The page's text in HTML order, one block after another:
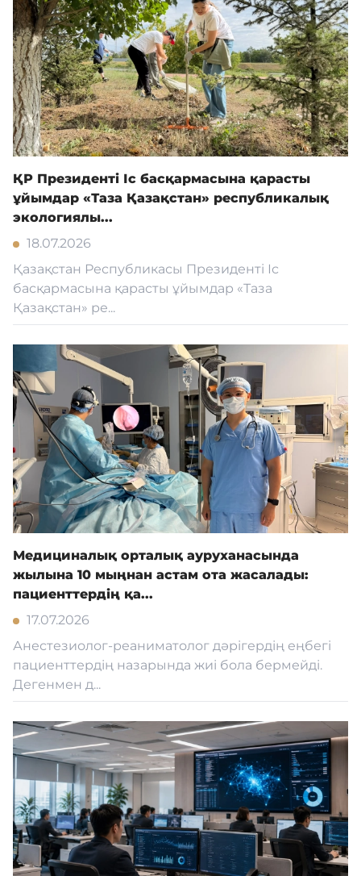
ҚР Президенті Іс басқармасына қарасты
ұйымдар «Таза Қазақстан» республикалық
экологиялы...
18.07.2026
Қазақстан Республикасы Президенті Іс
басқармасына қарасты ұйымдар «Таза
Қазақстан» ре...
Медициналық орталық ауруханасында
жылына 10 мыңнан астам ота жасалады:
пациенттердің қа...
17.07.2026
Анестезиолог-реаниматолог дәрігердің еңбегі
пациенттердің назарында жиі бола бермейді.
Дегенмен д...